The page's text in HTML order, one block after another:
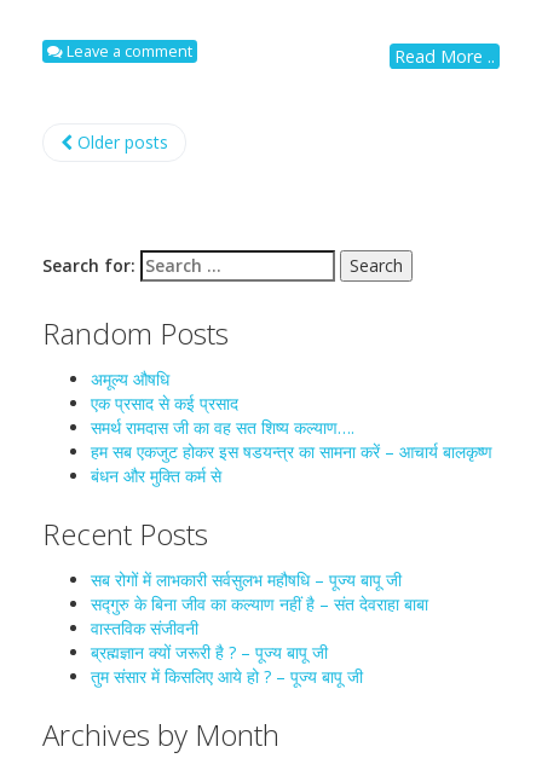
Read More ..
Leave a comment
Older posts
Search for:
Random Posts
अमूल्य औषधि
एक प्रसाद से कई प्रसाद
समर्थ रामदास जी का वह सत शिष्य कल्याण….
हम सब एकजुट होकर इस षडयन्त्र का सामना करें – आचार्य बालकृष्ण
बंधन और मुक्ति कर्म से
Recent Posts
सब रोगों में लाभकारी सर्वसुलभ महौषधि – पूज्य बापू जी
सद्गुरु के बिना जीव का कल्याण नहीं है – संत देवराहा बाबा
वास्तविक संजीवनी
ब्रह्मज्ञान क्यों जरूरी है ? – पूज्य बापू जी
तुम संसार में किसलिए आये हो ? – पूज्य बापू जी
Archives by Month